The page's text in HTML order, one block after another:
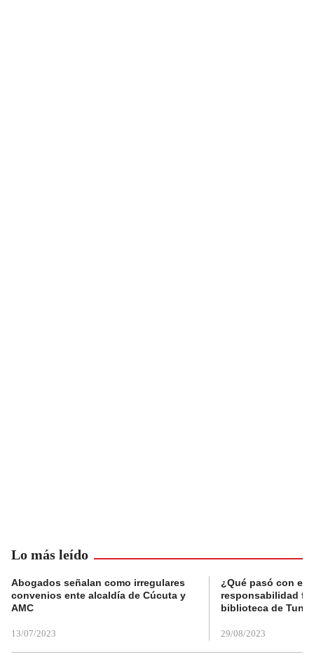
Lo más leído
Abogados señalan como irregulares
convenios ente alcaldía de Cúcuta y
AMC
13/07/2023
¿Qué pasó con el
responsabilidad
biblioteca de
29/08/2023